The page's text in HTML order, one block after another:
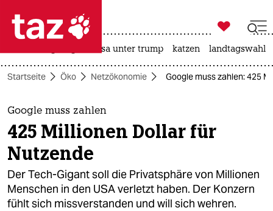
 taz zahl ich
taz zahl ich
themen
politik
öko
gesellschaft

taz zahl ich
usa unter trump katzen landtagswahl
Startseite Öko Netzökonomie Google muss zahlen: 425
Google muss zahlen
425 Millionen Dollar für
Nutzende
Der Tech-Gigant soll die Privatsphäre von Millionen
Menschen in den USA verletzt haben. Der Konzern
fühlt sich missverstanden und will sich wehren.